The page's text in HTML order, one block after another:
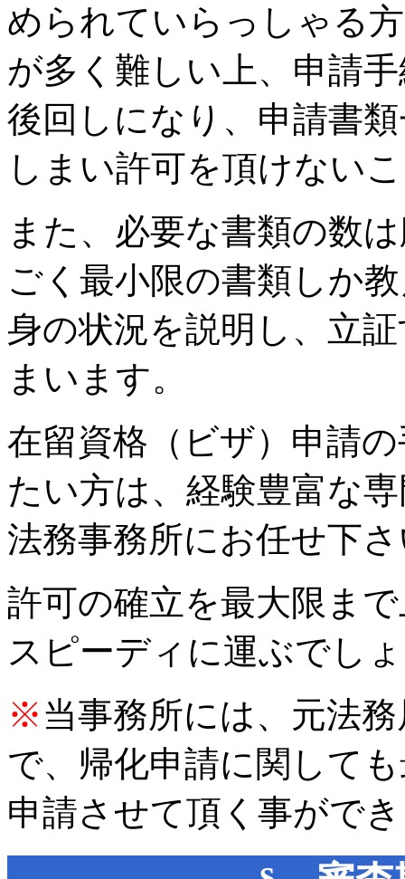
められていらっしゃる
が多く難しい上、申請
後回しになり、申請書
しまい許可を頂けない
また、必要な書類の数
ごく最小限の書類しか
身の状況を説明し、立
まいます。
在留資格（ビザ）申請
たい方は、経験豊富な
法務事務所にお任せ下
許可の確立を最大限ま
スピーディに運ぶでし
※当事務所には、元法
で、帰化申請に関して
申請させて頂く事がで